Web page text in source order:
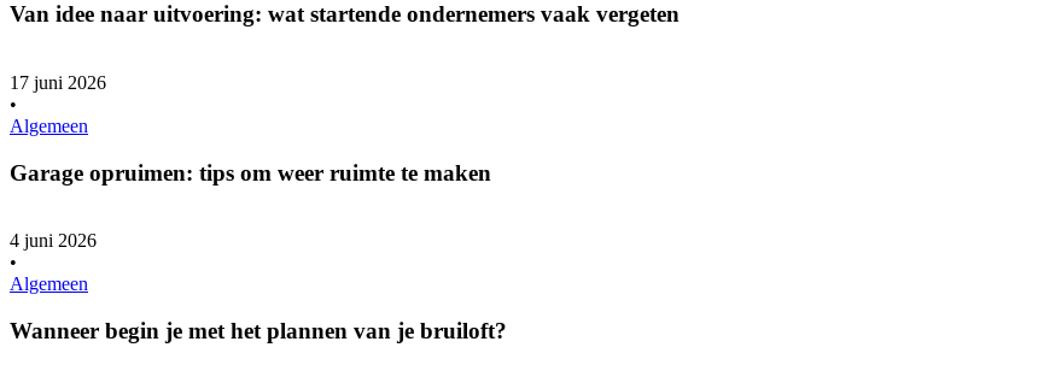
Van idee naar uitvoering: wat startende ondernemers vaak vergeten
17 juni 2026
•
Algemeen
Garage opruimen: tips om weer ruimte te maken
4 juni 2026
•
Algemeen
Wanneer begin je met het plannen van je bruiloft?